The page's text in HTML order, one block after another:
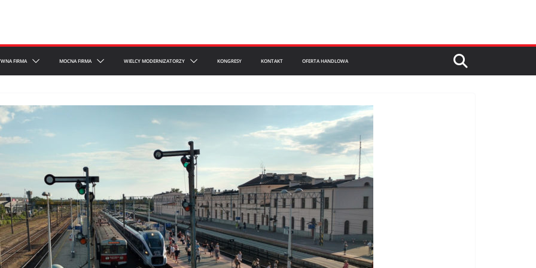
FIRMA MOCNA FIRMA WIELCY MODERNIZATORZY KONGRESY KONTAKT OFERTA HANDLOWA